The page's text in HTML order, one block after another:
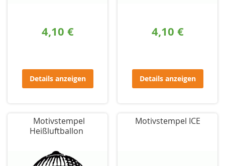
4,10 €
Details anzeigen
4,10 €
Details anzeigen
Motivstempel
Heißluftballon
Motivstempel ICE